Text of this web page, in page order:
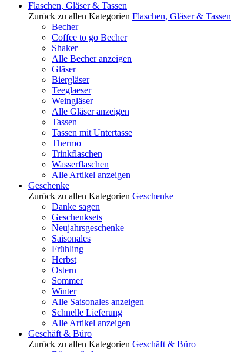
Flaschen, Gläser & Tassen
Zurück zu allen Kategorien Flaschen, Gläser & Tassen
Becher
Coffee to go Becher
Shaker
Alle Becher anzeigen
Gläser
Biergläser
Teeglaeser
Weingläser
Alle Gläser anzeigen
Tassen
Tassen mit Untertasse
Thermo
Trinkflaschen
Wasserflaschen
Alle Artikel anzeigen
Geschenke
Zurück zu allen Kategorien Geschenke
Danke sagen
Geschenksets
Neujahrsgeschenke
Saisonales
Frühling
Herbst
Ostern
Sommer
Winter
Alle Saisonales anzeigen
Schnelle Lieferung
Alle Artikel anzeigen
Geschäft & Büro
Zurück zu allen Kategorien Geschäft & Büro